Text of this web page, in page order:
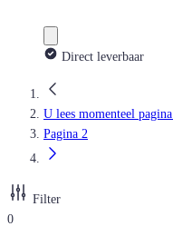
Filter
0
Direct leverbaar
U lees momenteel pagina
Pagina 2